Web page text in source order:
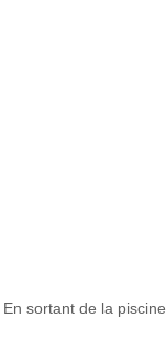
En sortant de la piscine.